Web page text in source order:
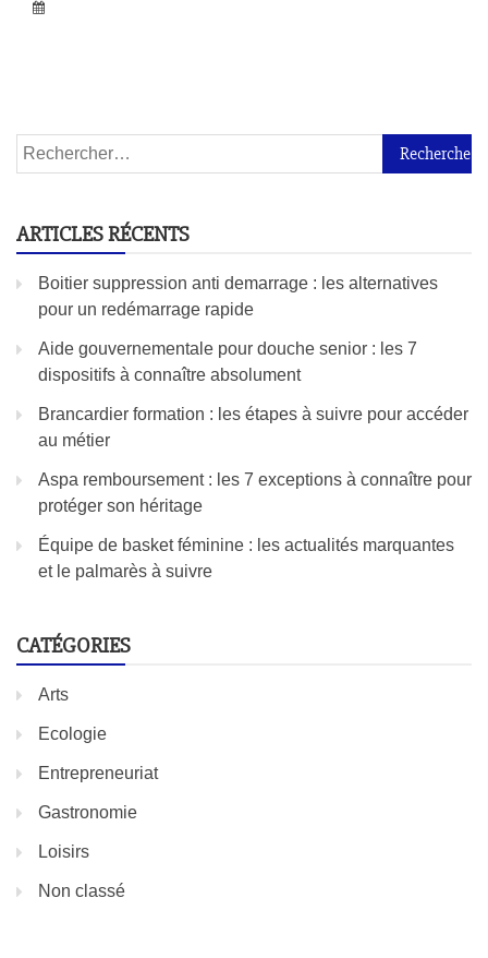
ARTICLES RÉCENTS
Boitier suppression anti demarrage : les alternatives
pour un redémarrage rapide
Aide gouvernementale pour douche senior : les 7
dispositifs à connaître absolument
Brancardier formation : les étapes à suivre pour accéder
au métier
Aspa remboursement : les 7 exceptions à connaître pour
protéger son héritage
Équipe de basket féminine : les actualités marquantes
et le palmarès à suivre
CATÉGORIES
Arts
Ecologie
Entrepreneuriat
Gastronomie
Loisirs
Non classé